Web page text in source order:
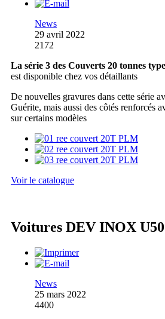
News
29 avril 2022
2172
La série 3 des Couverts 20 tonnes
est disponible chez vos détaillants
De nouvelles gravures dans cette série
Guérite, mais aussi des côtés renforcés
sur certains modèles
Voir le catalogue
Voitures DEV INOX U50
News
25 mars 2022
4400